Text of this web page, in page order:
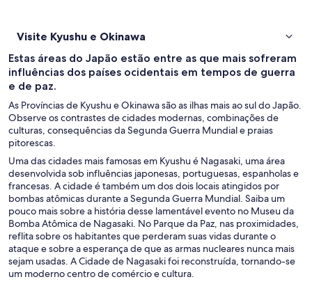
Visite Kyushu e Okinawa
Estas áreas do Japão estão entre as que mais sofreram
influências dos países ocidentais em tempos de guerra
e de paz.
As Províncias de Kyushu e Okinawa são as ilhas mais ao sul do Japão.
Observe os contrastes de cidades modernas, combinações de
culturas, consequências da Segunda Guerra Mundial e praias
pitorescas.
Uma das cidades mais famosas em Kyushu é Nagasaki, uma área
desenvolvida sob influências japonesas, portuguesas, espanholas e
francesas. A cidade é também um dos dois locais atingidos por
bombas atômicas durante a Segunda Guerra Mundial. Saiba um
pouco mais sobre a história desse lamentável evento no Museu da
Bomba Atômica de Nagasaki. No Parque da Paz, nas proximidades,
reflita sobre os habitantes que perderam suas vidas durante o
ataque e sobre a esperança de que as armas nucleares nunca mais
sejam usadas. A Cidade de Nagasaki foi reconstruída, tornando-se
um moderno centro de comércio e cultura.